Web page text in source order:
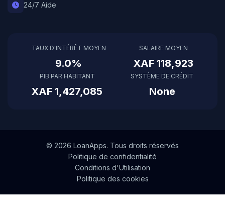
24/7 Aide
TAUX D'INTÉRÊT MOYEN
9.0%
SALAIRE MOYEN
XAF 118,923
PIB PAR HABITANT
XAF 1,427,085
SYSTÈME DE CRÉDIT
None
© 2026 LoanApps. Tous droits réservés
Politique de confidentialité
Conditions d'Utilisation
Politique des cookies